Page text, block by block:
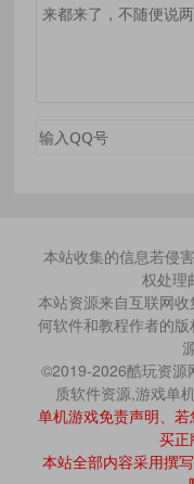
本站收集的信息若侵
权处理
本站资源来自互联网
何软件和教程作者的
©2019-2026酷玩资源
质软件资源,游戏单
单机游戏免责声明、
买正
本站全部内容采用撰